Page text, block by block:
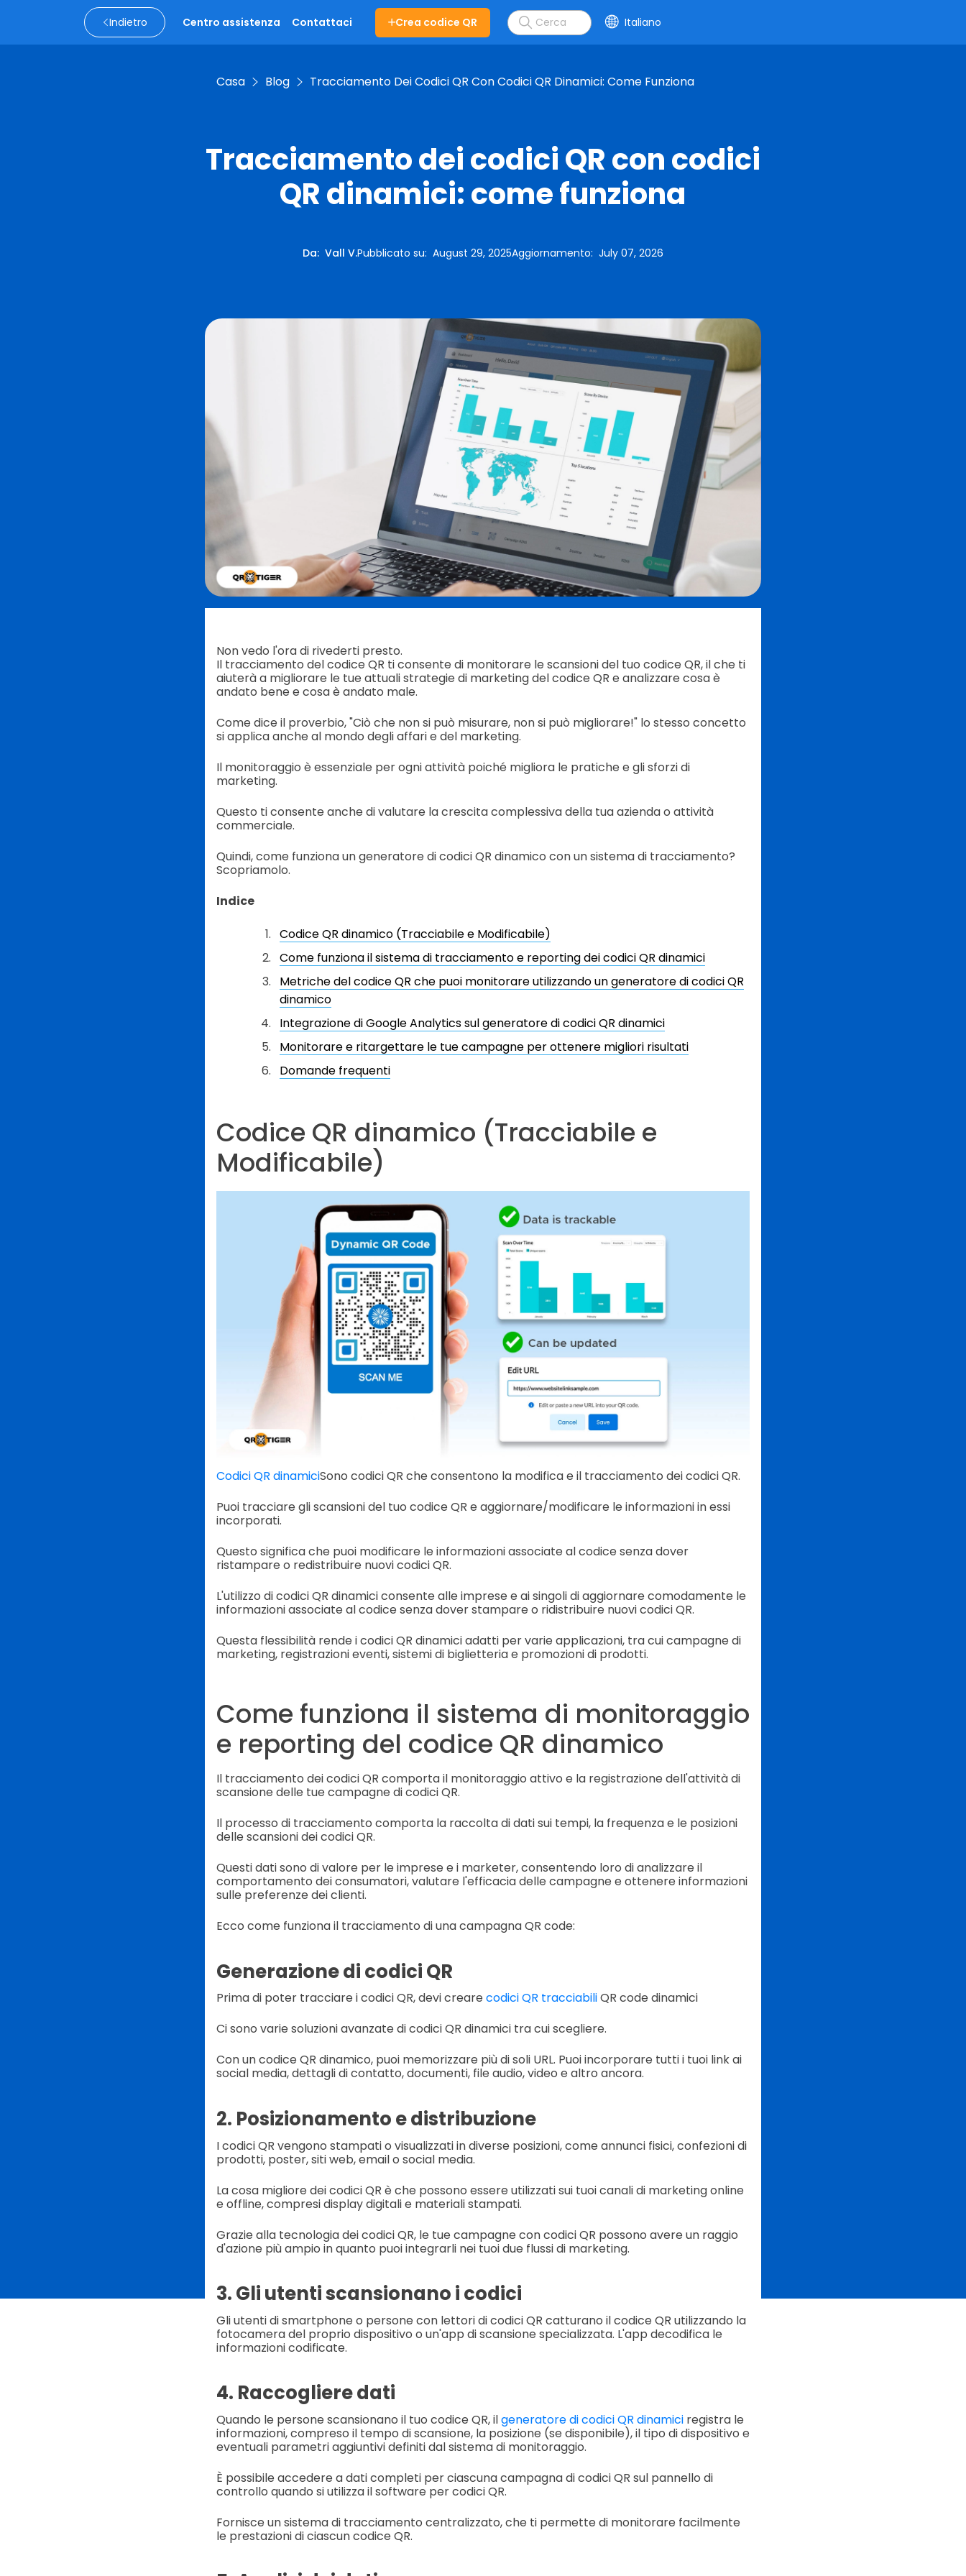
Indietro Centro assistenza Contattaci Crea codice QR Italiano
Casa Blog Tracciamento Dei Codici QR Con Codici QR Dinamici: Come Funziona
Tracciamento dei codici QR con codici
QR dinamici: come funziona
Da: Vall V.Pubblicato su: August 29, 2025Aggiornamento: July 07, 2026
Non vedo l'ora di rivederti presto.
Il tracciamento del codice QR ti consente di monitorare le scansioni del tuo codice QR, il che ti
aiuterà a migliorare le tue attuali strategie di marketing del codice QR e analizzare cosa è
andato bene e cosa è andato male.
Come dice il proverbio, "Ciò che non si può misurare, non si può migliorare!" lo stesso concetto
si applica anche al mondo degli affari e del marketing.
Il monitoraggio è essenziale per ogni attività poiché migliora le pratiche e gli sforzi di
marketing.
Questo ti consente anche di valutare la crescita complessiva della tua azienda o attività
commerciale.
Quindi, come funziona un generatore di codici QR dinamico con un sistema di tracciamento?
Scopriamolo.
Indice
Codice QR dinamico (Tracciabile e Modificabile)
Come funziona il sistema di tracciamento e reporting dei codici QR dinamici
Metriche del codice QR che puoi monitorare utilizzando un generatore di codici QR
dinamico
Integrazione di Google Analytics sul generatore di codici QR dinamici
Monitorare e ritargettare le tue campagne per ottenere migliori risultati
Domande frequenti
Codice QR dinamico (Tracciabile e
Modificabile)
Codici QR dinamiciSono codici QR che consentono la modifica e il tracciamento dei codici QR.
Puoi tracciare gli scansioni del tuo codice QR e aggiornare/modificare le informazioni in essi
incorporati.
Questo significa che puoi modificare le informazioni associate al codice senza dover
ristampare o redistribuire nuovi codici QR.
L'utilizzo di codici QR dinamici consente alle imprese e ai singoli di aggiornare comodamente le
informazioni associate al codice senza dover stampare o ridistribuire nuovi codici QR.
Questa flessibilità rende i codici QR dinamici adatti per varie applicazioni, tra cui campagne di
marketing, registrazioni eventi, sistemi di biglietteria e promozioni di prodotti.
Come funziona il sistema di monitoraggio
e reporting del codice QR dinamico
Il tracciamento dei codici QR comporta il monitoraggio attivo e la registrazione dell'attività di
scansione delle tue campagne di codici QR.
Il processo di tracciamento comporta la raccolta di dati sui tempi, la frequenza e le posizioni
delle scansioni dei codici QR.
Questi dati sono di valore per le imprese e i marketer, consentendo loro di analizzare il
comportamento dei consumatori, valutare l'efficacia delle campagne e ottenere informazioni
sulle preferenze dei clienti.
Ecco come funziona il tracciamento di una campagna QR code:
Generazione di codici QR
Prima di poter tracciare i codici QR, devi creare codici QR tracciabiliQR code dinamici
Ci sono varie soluzioni avanzate di codici QR dinamici tra cui scegliere.
Con un codice QR dinamico, puoi memorizzare più di soli URL. Puoi incorporare tutti i tuoi link ai
social media, dettagli di contatto, documenti, file audio, video e altro ancora.
2. Posizionamento e distribuzione
I codici QR vengono stampati o visualizzati in diverse posizioni, come annunci fisici, confezioni di
prodotti, poster, siti web, email o social media.
La cosa migliore dei codici QR è che possono essere utilizzati sui tuoi canali di marketing online
e offline, compresi display digitali e materiali stampati.
Grazie alla tecnologia dei codici QR, le tue campagne con codici QR possono avere un raggio
d'azione più ampio in quanto puoi integrarli nei tuoi due flussi di marketing.
3. Gli utenti scansionano i codici
Gli utenti di smartphone o persone con lettori di codici QR catturano il codice QR utilizzando la
fotocamera del proprio dispositivo o un'app di scansione specializzata. L'app decodifica le
informazioni codificate.
4. Raccogliere dati
Quando le persone scansionano il tuo codice QR, ilgeneratore di codici QR dinamiciregistra le
informazioni, compreso il tempo di scansione, la posizione (se disponibile), il tipo di dispositivo e
eventuali parametri aggiuntivi definiti dal sistema di monitoraggio.
È possibile accedere a dati completi per ciascuna campagna di codici QR sul pannello di
controllo quando si utilizza il software per codici QR.
Fornisce un sistema di tracciamento centralizzato, che ti permette di monitorare facilmente
le prestazioni di ciascun codice QR.